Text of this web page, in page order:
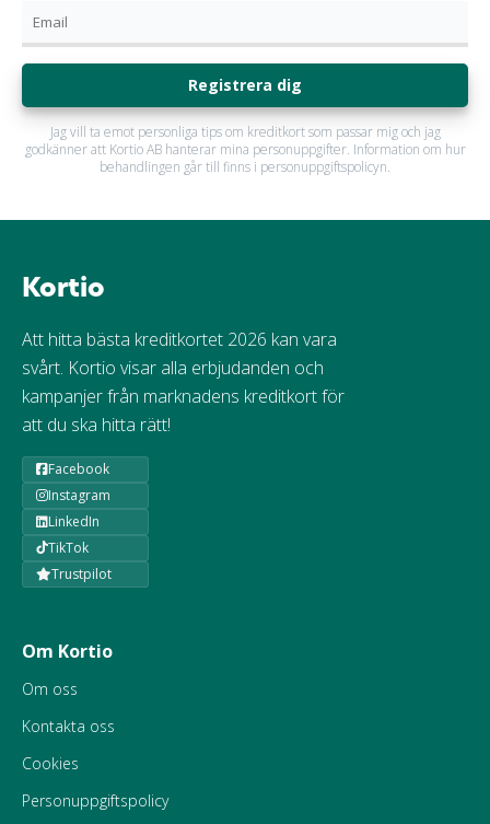
Registrera dig
Jag vill ta emot personliga tips om kreditkort som passar mig och jag
godkänner att Kortio AB hanterar mina personuppgifter. Information om hur
behandlingen går till finns i personuppgiftspolicyn.
Kortio
Att hitta bästa kreditkortet 2026 kan vara
svårt. Kortio visar alla erbjudanden och
kampanjer från marknadens kreditkort för
att du ska hitta rätt!
Facebook
Instagram
LinkedIn
TikTok
Trustpilot
Om Kortio
Om oss
Kontakta oss
Cookies
Personuppgiftspolicy